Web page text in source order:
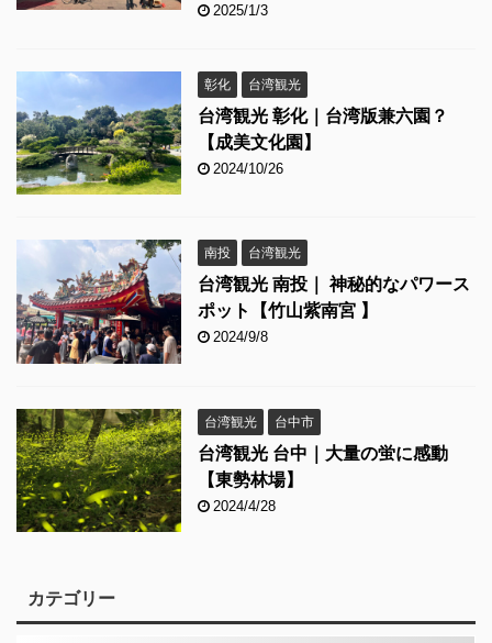
2025/1/3
彰化 台湾観光
台湾観光 彰化｜台湾版兼六園？
【成美文化園】
2024/10/26
南投 台湾観光
台湾観光 南投｜ 神秘的なパワース
ポット【竹山紫南宮 】
2024/9/8
台湾観光 台中市
台湾観光 台中｜大量の蛍に感動
【東勢林場】
2024/4/28
カテゴリー